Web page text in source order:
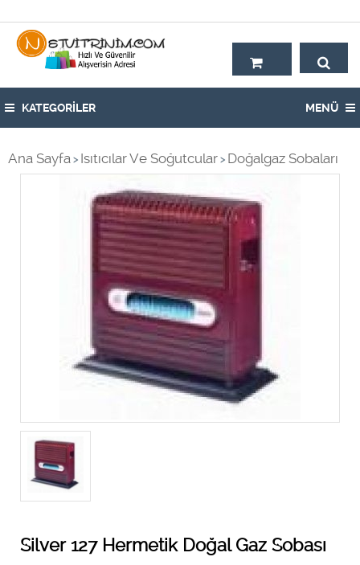
KATEGORİLER MENÜ
Ana Sayfa > Isıtıcılar Ve Soğutcular > Doğalgaz Sobaları
Silver 127 Hermetik Doğal Gaz Sobası